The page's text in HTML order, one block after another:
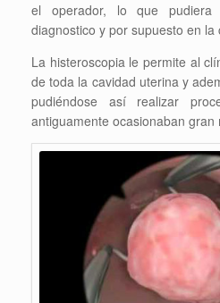
el operador, lo que
diagnostico y por supuesto en la
La histeroscopia le permite al
de toda la cavidad uterina y
pudiéndose así realizar
antiguamente ocasionaban gran